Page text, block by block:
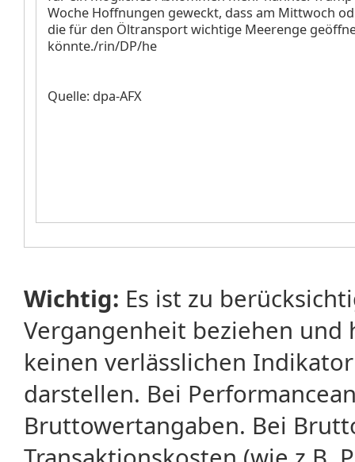
Woche Hoffnungen geweckt, dass am Mittwoch
die für den Öltransport wichtige Meerenge
könnte./rin/DP/he
Quelle: dpa-AFX
Wichtig: Es ist zu
Vergangenheit beziehen
keinen verlässlichen
darstellen. Bei
Bruttowertangaben. Bei